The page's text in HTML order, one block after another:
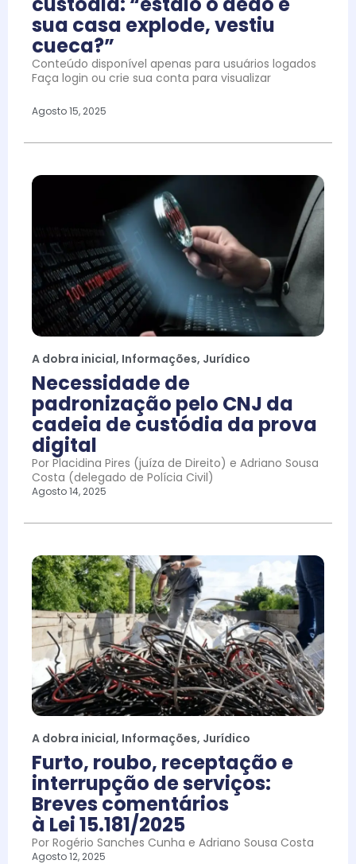
sua casa explode, vestiu
cueca?”
Conteúdo disponível apenas para usuários logados
Faça login ou crie sua conta para visualizar
Agosto 15, 2025
A dobra inicial, Informações, Jurídico
Necessidade de
padronização pelo CNJ da
cadeia de custódia da prova
digital
Por Placidina Pires (juíza de Direito) e Adriano Sousa
Costa (delegado de Polícia Civil)
Agosto 14, 2025
A dobra inicial, Informações, Jurídico
Furto, roubo, receptação e
interrupção de serviços:
Breves comentários
à Lei 15.181/2025
Por Rogério Sanches Cunha e Adriano Sousa Costa
Agosto 12, 2025